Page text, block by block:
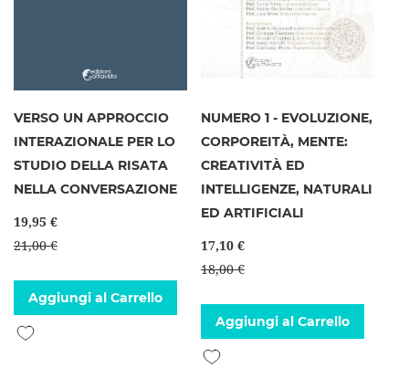
VERSO UN APPROCCIO
INTERAZIONALE PER LO
STUDIO DELLA RISATA
NELLA CONVERSAZIONE
19,95 €
21,00 €
Aggiungi al Carrello
Aggiungi alla lista desideri
NUMERO 1 - EVOLUZIONE,
CORPOREITÀ, MENTE:
CREATIVITÀ ED
INTELLIGENZE, NATURALI
ED ARTIFICIALI
17,10 €
18,00 €
Aggiungi al Carrello
Aggiungi alla lista desideri